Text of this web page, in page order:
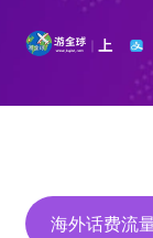
Skip
Skip
首页
公司介绍
海外话费流